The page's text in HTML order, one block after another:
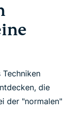
Techniken
die
der "normalen"